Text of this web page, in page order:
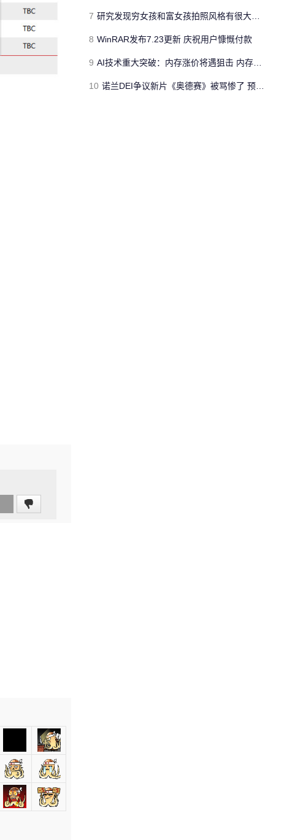
7 研究发现穷女孩和富女孩拍照风格有很大差异
8 WinRAR发布7.23更新 庆祝用户慷慨付款
9 AI技术重大突破：内存涨价将遇狙击 内存用量大降
10 诺兰DEI争议新片《奥德赛》被骂惨了 预告创生涯最差纪录